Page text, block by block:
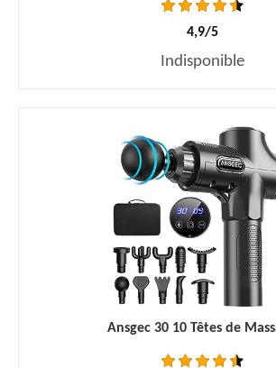
4,9/5
Indisponible
Ansgec 30 10 Têtes de